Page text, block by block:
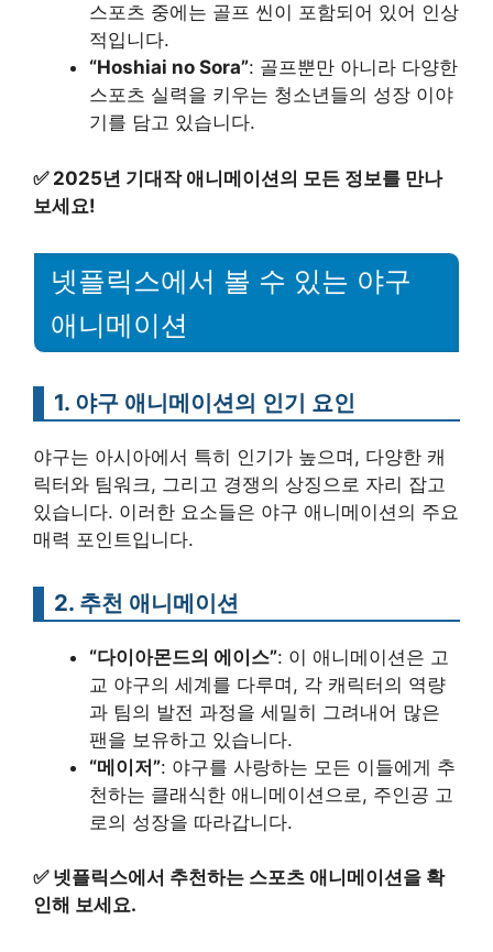
스포츠 중에는 골프 씬이 포함되어 있어 인상
적입니다.
“Hoshiai no Sora”: 골프뿐만 아니라 다양한
스포츠 실력을 키우는 청소년들의 성장 이야
기를 담고 있습니다.
✅ 2025년 기대작 애니메이션의 모든 정보를 만나
보세요!
넷플릭스에서 볼 수 있는 야구
애니메이션
1. 야구 애니메이션의 인기 요인
야구는 아시아에서 특히 인기가 높으며, 다양한 캐
릭터와 팀워크, 그리고 경쟁의 상징으로 자리 잡고
있습니다. 이러한 요소들은 야구 애니메이션의 주요
매력 포인트입니다.
2. 추천 애니메이션
“다이아몬드의 에이스”: 이 애니메이션은 고
교 야구의 세계를 다루며, 각 캐릭터의 역량
과 팀의 발전 과정을 세밀히 그려내어 많은
팬을 보유하고 있습니다.
“메이저”: 야구를 사랑하는 모든 이들에게 추
천하는 클래식한 애니메이션으로, 주인공 고
로의 성장을 따라갑니다.
✅ 넷플릭스에서 추천하는 스포츠 애니메이션을 확
인해 보세요.